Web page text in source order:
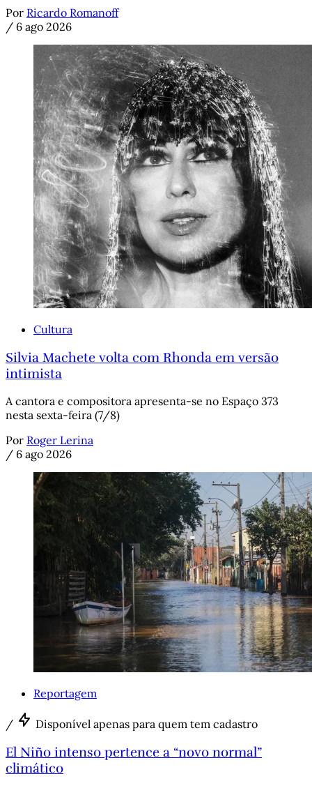
Por Ricardo Romanoff
/ 6 ago 2026
Cultura
Silvia Machete volta com Rhonda em versão
intimista
A cantora e compositora apresenta-se no Espaço 373
nesta sexta-feira (7/8)
Por Roger Lerina
/ 6 ago 2026
Reportagem
/ Disponível apenas para quem tem cadastro
El Niño intenso pertence a “novo normal”
climático